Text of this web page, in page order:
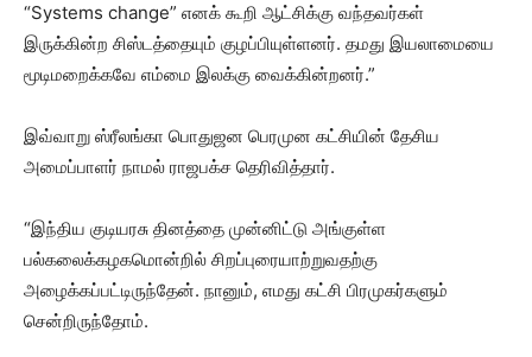
“Systems change” எனக் கூறி ஆட்சிக்கு வந்தவர்கள்
இருக்கின்ற சிஸ்டத்தையும் குழப்பியுள்ளனர். தமது இயலாமையை
மூடிமறைக்கவே எம்மை இலக்கு வைக்கின்றனர்.”
இவ்வாறு ஸ்ரீலங்கா பொதுஜன பெரமுன கட்சியின் தேசிய
அமைப்பாளர் நாமல் ராஜபக்ச தெரிவித்தார்.
“இந்திய குடியரசு தினத்தை முன்னிட்டு அங்குள்ள
பல்கலைக்கழகமொன்றில் சிறப்புரையாற்றுவதற்கு
அழைக்கப்பட்டிருந்தேன். நானும், எமது கட்சி பிரமுகர்களும்
சென்றிருந்தோம்.